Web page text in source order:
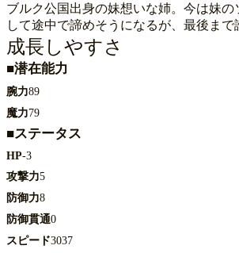
ブルク公国出身の妹想いな姉。今は妹
して途中で諦めそうになるが、最後まで
成長しやすさ
■潜在能力
腕力89
魔力79
■ステータス
HP-3
攻撃力5
防御力8
防御貫通0
スピード3037